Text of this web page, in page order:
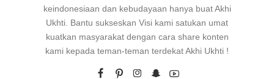
keindonesiaan dan kebudayaan hanya buat Akhi
Ukhti. Bantu sukseskan Visi kami satukan umat
kuatkan masyarakat dengan cara share konten
kami kepada teman-teman terdekat Akhi Ukhti !